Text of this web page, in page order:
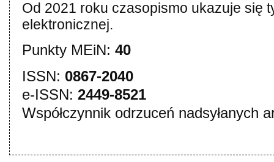
Od 2021 roku czasopismo ukazuje się
elektronicznej.
Punkty MEiN: 40
ISSN: 0867-2040
e-ISSN: 2449-8521
Współczynnik odrzuceń nadsyłanych